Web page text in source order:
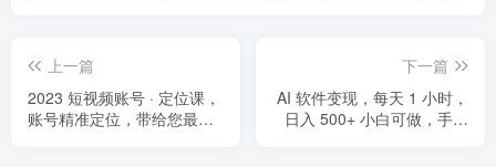
上一篇
2023 短视频账号 · 定位课，
账号精准定位，带给您最前
下一篇
AI 软件变现，每天 1 小时，
日入 500+ 小白可做，手机